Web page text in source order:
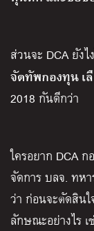
ส่วนจะ DCA ยัง
จัดทัพกองทุน เ
2018 กันดีกว่า
ใครอยาก DCA
จัดการ บลจ. ทห
ว่า ก่อนจะตัดสินใ
ลักษณะอย่างไร